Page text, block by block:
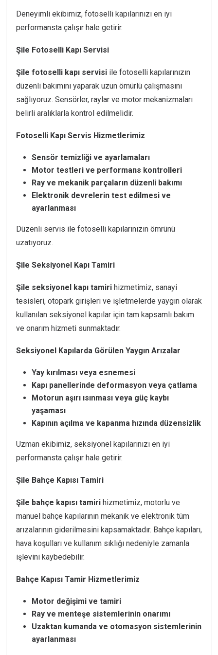
Deneyimli ekibimiz, fotoselli kapılarınızı en iyi
performansta çalışır hale getirir.
Şile Fotoselli Kapı Servisi
Şile fotoselli kapı servisi ile fotoselli kapılarınızın
düzenli bakımını yaparak uzun ömürlü çalışmasını
sağlıyoruz. Sensörler, raylar ve motor mekanizmaları
belirli aralıklarla kontrol edilmelidir.
Fotoselli Kapı Servis Hizmetlerimiz
Sensör temizliği ve ayarlamaları
Motor testleri ve performans kontrolleri
Ray ve mekanik parçaların düzenli bakımı
Elektronik devrelerin test edilmesi ve
ayarlanması
Düzenli servis ile fotoselli kapılarınızın ömrünü
uzatıyoruz.
Şile Seksiyonel Kapı Tamiri
Şile seksiyonel kapı tamiri hizmetimiz, sanayi
tesisleri, otopark girişleri ve işletmelerde yaygın olarak
kullanılan seksiyonel kapılar için tam kapsamlı bakım
ve onarım hizmeti sunmaktadır.
Seksiyonel Kapılarda Görülen Yaygın Arızalar
Yay kırılması veya esnemesi
Kapı panellerinde deformasyon veya çatlama
Motorun aşırı ısınması veya güç kaybı
yaşaması
Kapının açılma ve kapanma hızında düzensizlik
Uzman ekibimiz, seksiyonel kapılarınızı en iyi
performansta çalışır hale getirir.
Şile Bahçe Kapısı Tamiri
Şile bahçe kapısı tamiri hizmetimiz, motorlu ve
manuel bahçe kapılarının mekanik ve elektronik tüm
arızalarının giderilmesini kapsamaktadır. Bahçe kapıları,
hava koşulları ve kullanım sıklığı nedeniyle zamanla
işlevini kaybedebilir.
Bahçe Kapısı Tamir Hizmetlerimiz
Motor değişimi ve tamiri
Ray ve menteşe sistemlerinin onarımı
Uzaktan kumanda ve otomasyon sistemlerinin
ayarlanması